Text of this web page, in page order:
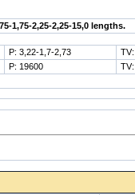
1,75-2,25-2,25-15,0 lengths.
P: 3,22-1,7-2,73
TV:
P: 19600